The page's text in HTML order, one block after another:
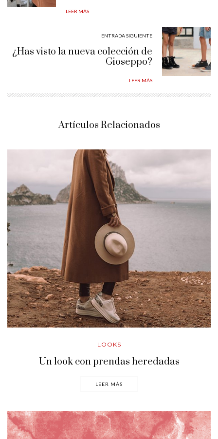
LEER MÁS
ENTRADA SIGUIENTE
¿Has visto la nueva colección de
Gioseppo?
LEER MÁS
Artículos Relacionados
LOOKS
Un look con prendas heredadas
LEER MÁS